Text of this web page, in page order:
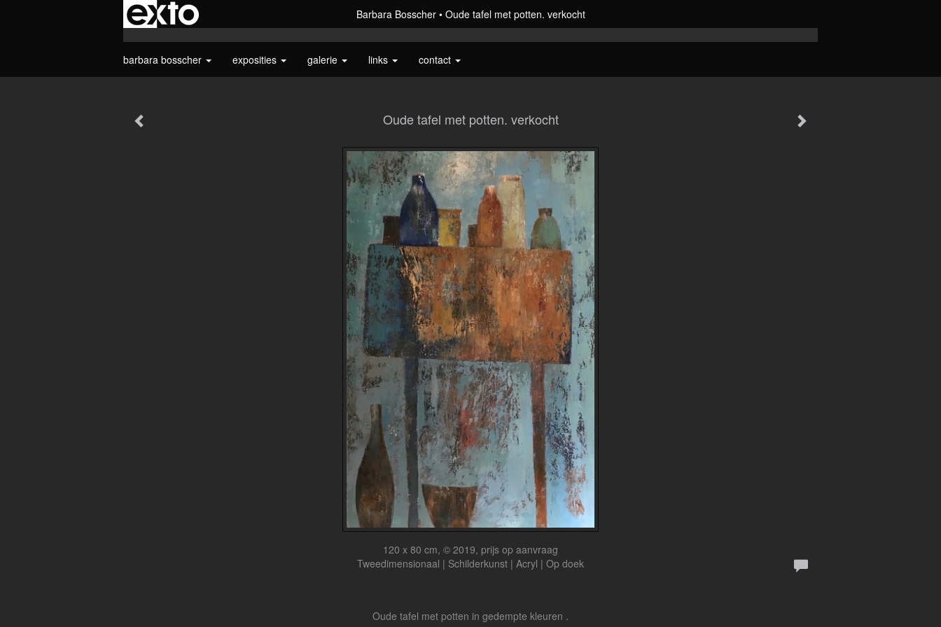
Barbara Bosscher Oude tafel met potten. verkocht
barbara bosscher exposities galerie links contact
Oude tafel met potten. verkocht
120 x 80 cm, © 2019, prijs op aanvraag
Tweedimensionaal | Schilderkunst | Acryl | Op doek
Oude tafel met potten in gedempte kleuren .